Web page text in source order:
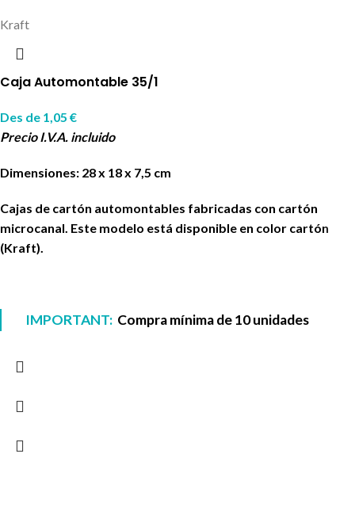
Kraft
Caja Automontable 35/1
Des de 1,05 €
Precio I.V.A. incluido
Dimensiones: 28 x 18 x 7,5 cm
Cajas de cartón automontables fabricadas con cartón
microcanal. Este modelo está disponible en color cartón
(Kraft).
IMPORTANT: Compra mínima de 10 unidades